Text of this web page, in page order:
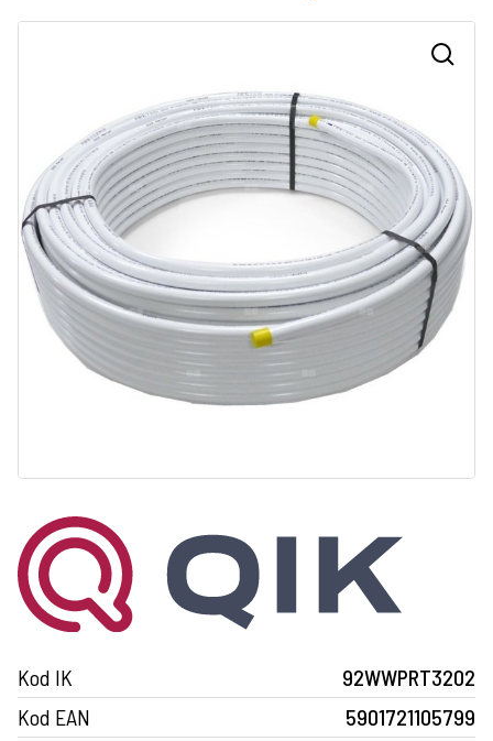
Kod IK
92WWPRT3202
Kod EAN
5901721105799